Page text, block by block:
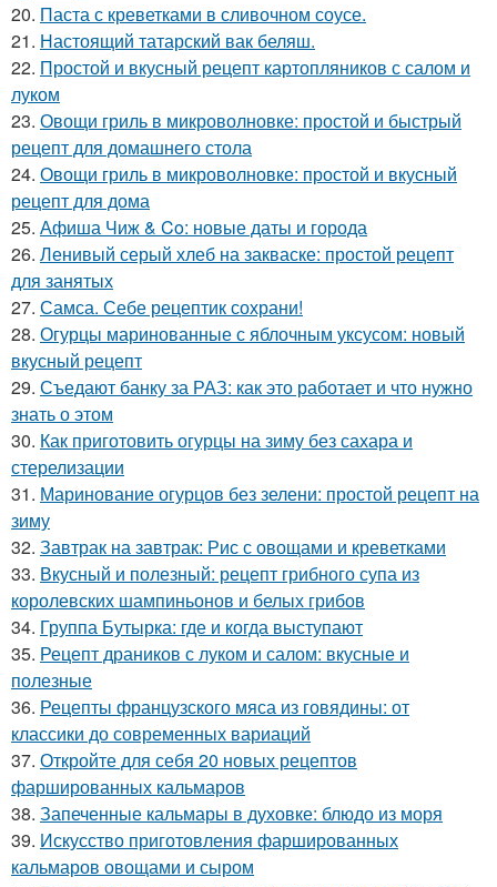
20. Паста с креветками в сливочном соусе.
21. Настоящий татарский вак беляш.
22. Простой и вкусный рецепт картопляников с салом и
луком
23. Овощи гриль в микроволновке: простой и быстрый
рецепт для домашнего стола
24. Овощи гриль в микроволновке: простой и вкусный
рецепт для дома
25. Афиша Чиж & Co: новые даты и города
26. Ленивый серый хлеб на закваске: простой рецепт
для занятых
27. Самса. Себе рецептик сохрани!
28. Огурцы маринованные с яблочным уксусом: новый
вкусный рецепт
29. Съедают банку за РАЗ: как это работает и что нужно
знать о этом
30. Как приготовить огурцы на зиму без сахара и
стерелизации
31. Маринование огурцов без зелени: простой рецепт на
зиму
32. Завтрак на завтрак: Рис с овощами и креветками
33. Вкусный и полезный: рецепт грибного супа из
королевских шампиньонов и белых грибов
34. Группа Бутырка: где и когда выступают
35. Рецепт драников с луком и салом: вкусные и
полезные
36. Рецепты французского мяса из говядины: от
классики до современных вариаций
37. Откройте для себя 20 новых рецептов
фаршированных кальмаров
38. Запеченные кальмары в духовке: блюдо из моря
39. Искусство приготовления фаршированных
кальмаров овощами и сыром